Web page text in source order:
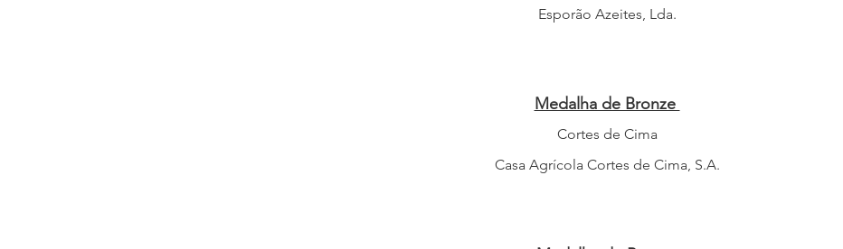
Esporão Azeites, Lda.
Medalha de Bronze
Cortes de Cima
Casa Agrícola Cortes de Cima, S.A.